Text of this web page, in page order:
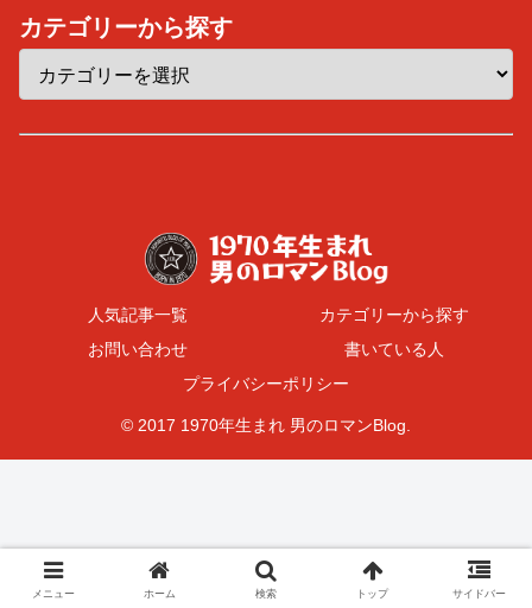
カテゴリーから探す
人気記事一覧
カテゴリーから探す
お問い合わせ
書いている人
プライバシーポリシー
© 2017 1970年生まれ 男のロマンBlog.
メニュー ホーム 検索 トップ サイドバー